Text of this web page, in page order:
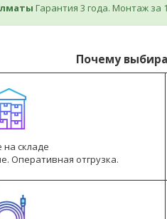
Гарантия 3 года. Монтаж за
Почему
складе
Оперативная отгрузка.